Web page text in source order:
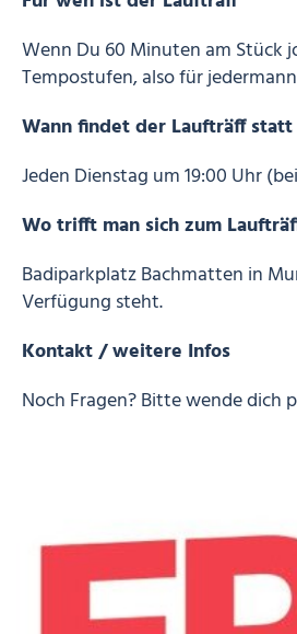
Wenn Du 60 Minuten am Stück
Tempostufen, also für
Wann findet der Laufträff statt
Jeden Dienstag um 19:00 Uhr
Wo trifft man sich zum
Badiparkplatz Bachmatten in
Verfügung steht.
Kontakt / weitere Infos
Noch Fragen? Bitte wende dich